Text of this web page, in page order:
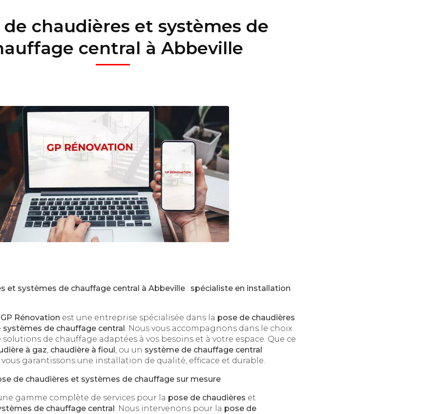
de chaudières et systèmes de
central à Abbeville
et systèmes de chauffage central à Abbeville : spécialiste en installation
GP Rénovation est une entreprise spécialisée dans la pose de chaudières
systèmes de chauffage central . Nous vous accompagnons dans le choix
de chauffage adaptées à vos besoins et à votre espace. Que ce
à gaz, chaudière à fioul , ou un système de chauffage central
garantissons une installation de qualité, efficace et durable.
de chaudières et systèmes de chauffage sur mesure
gamme complète de services pour la pose de chaudières et
de chauffage central . Nous intervenons pour la pose de